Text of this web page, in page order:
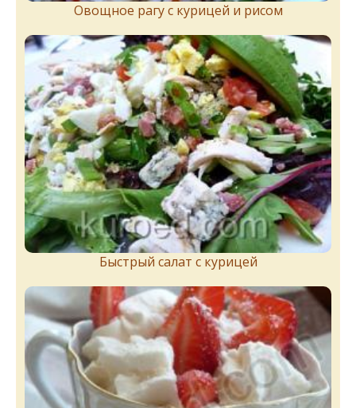
Овощное рагу с курицей и рисом
Быстрый салат с курицей